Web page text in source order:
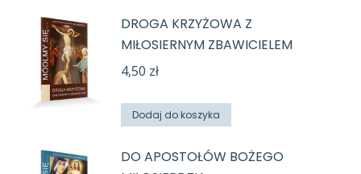
DROGA KRZYŻOWA Z
MIŁOSIERNYM ZBAWICIELEM
4,50 zł
Dodaj do koszyka
DO APOSTOŁÓW BOŻEGO